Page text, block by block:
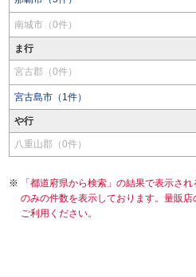
南城市（0件）
ま行
宮古郡（0件）
宮古島市（1件）
や行
八重山郡（0件）
「都道府県から検索」の結果で表示さ
のみの件数を表示しております。量販
ご利用ください。